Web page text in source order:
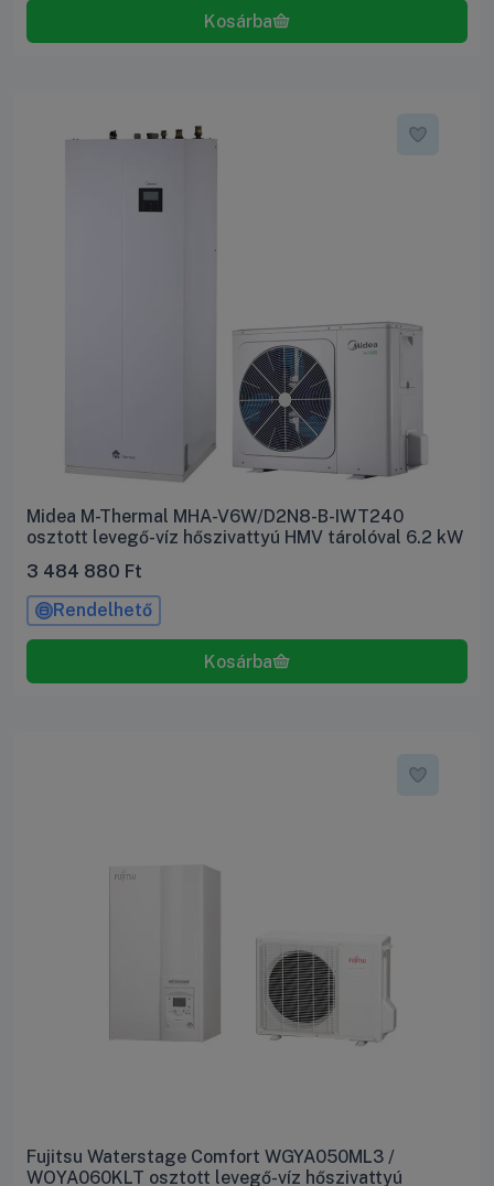
Midea M-Thermal MHA-V6W/D2N8-B-IWT240
osztott levegő-víz hőszivattyú HMV tárolóval 6.2 kW
3 484 880 Ft
Rendelhető
Fujitsu Waterstage Comfort WGYA050ML3 /
WOYA060KLT osztott levegő-víz hőszivattyú